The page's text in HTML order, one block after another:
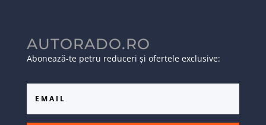
AUTORADO.RO
Abonează-te petru reduceri și ofertele exclusive: